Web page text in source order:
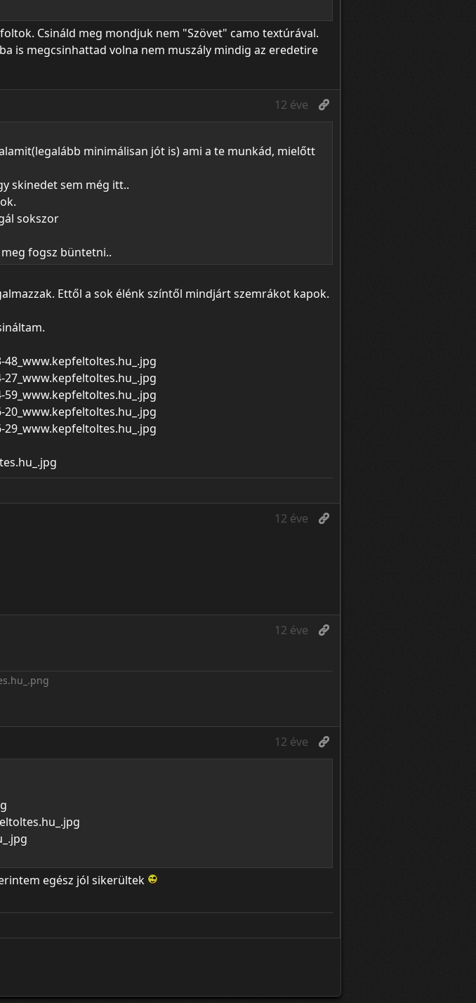
█ ¶ ╦ ▒ ☼ ░ ♀ └ ╚ ║ ▓  » 
Csináld meg mondjuk nem "Szövet" camo textúrával.
is megcsinhattad volna nem muszály mindig az eredetire
12 éve
minimálisan jót is) ami a te munkád, mielőtt
skinedet sem még itt..
sokszor
fogsz büntetni..
Ettől a sok élénk színtől mindjárt szemrákot kapok.
12 éve
12 éve
12 éve
egész jól sikerültek